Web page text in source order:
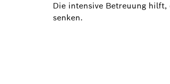
Die intensive Betreuung
senken.